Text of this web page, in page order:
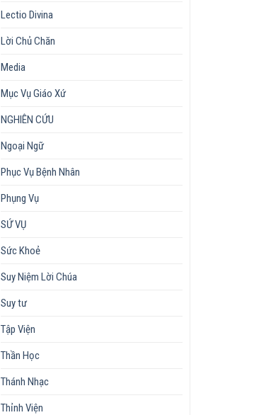
Lectio Divina
Lời Chủ Chăn
Media
Mục Vụ Giáo Xứ
NGHIÊN CỨU
Ngoại Ngữ
Phục Vụ Bệnh Nhân
Phụng Vụ
SỨ VỤ
Sức Khoẻ
Suy Niệm Lời Chúa
Suy tư
Tập Viện
Thần Học
Thánh Nhạc
Thỉnh Viện